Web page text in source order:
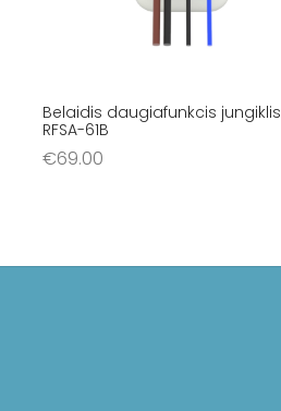
Belaidis daugiafunkcis jungiklis
RFSA-61B
€69.00